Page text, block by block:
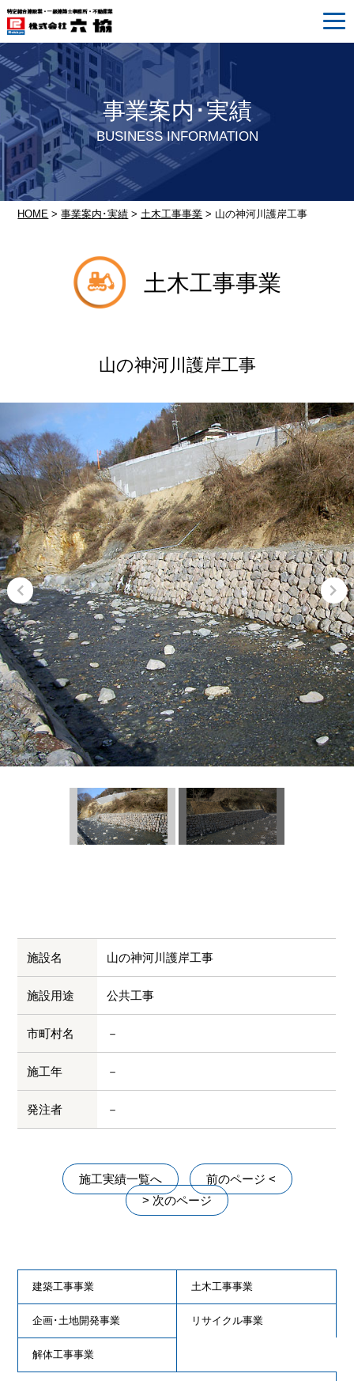
事業案内･実績
BUSINESS INFORMATION
HOME >事業案内･実績 >土木工事事業 > 山の神河川護岸工事
土木工事事業
山の神河川護岸工事
施設名 山の神河川護岸工事
施設用途 公共工事
市町村名 －
施工年 －
発注者 －
施工実績一覧へ
前のページ <
> 次のページ
建築工事事業 土木工事事業
企画･土地開発事業 リサイクル事業
解体工事事業